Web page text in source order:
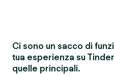
Ci sono un sacco di
tua esperienza su
quelle principali.